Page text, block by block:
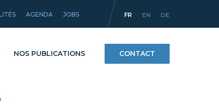
AGENDA JOBS FR EN DE
NOS PUBLICATIONS CONTACT